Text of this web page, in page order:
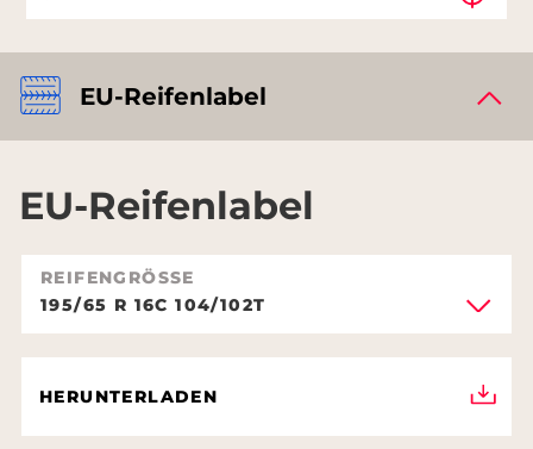
EU-Reifenlabel
EU-Reifenlabel
REIFENGRÖSSE
195/65 R 16C 104/102T
HERUNTERLADEN